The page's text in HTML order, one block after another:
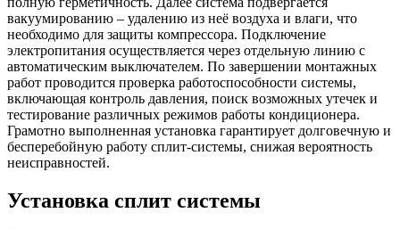
вакуумированию – удалению из неё воздуха и влаги, что
необходимо для защиты компрессора. Подключение
электропитания осуществляется через отдельную линию с
автоматическим выключателем. По завершении монтажных
работ проводится проверка работоспособности системы,
включающая контроль давления, поиск возможных утечек и
тестирование различных режимов работы кондиционера.
Грамотно выполненная установка гарантирует долговечную и
бесперебойную работу сплит-системы, снижая вероятность
неисправностей.
Установка сплит системы